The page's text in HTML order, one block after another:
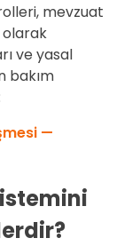
mevzuat
olarak
ve yasal
bakım
—